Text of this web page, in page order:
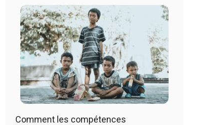
Comment les compétences